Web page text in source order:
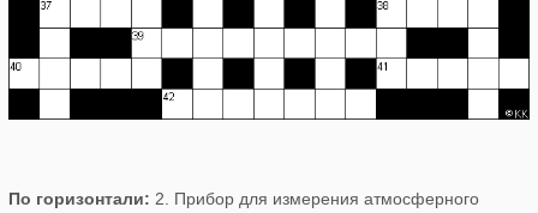
По горизонтали: 2. Прибор для измерения атмосферного